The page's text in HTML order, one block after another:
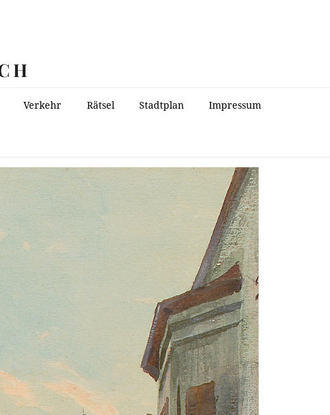
Verkehr Rätsel Stadtplan Impressum